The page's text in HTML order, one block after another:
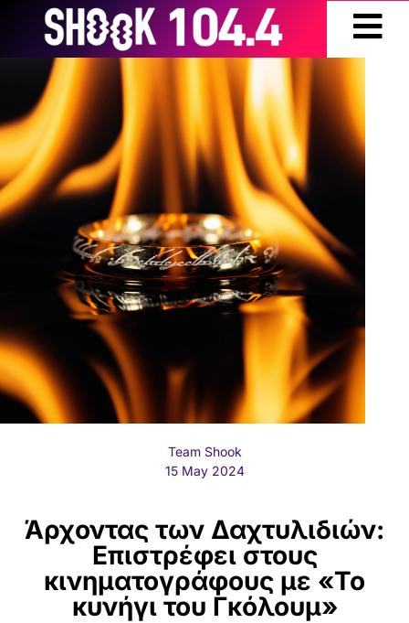
Team Shook
15 May 2024
Άρχοντας των Δαχτυλιδιών:
Επιστρέφει στους
κινηματογράφους με «Το
κυνήγι του Γκόλουμ»